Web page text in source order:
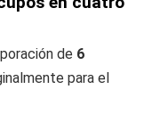
de 6
para el